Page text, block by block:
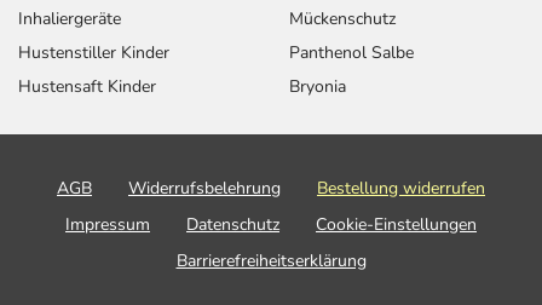
Inhaliergeräte
Hustenstiller Kinder
Hustensaft Kinder
Mückenschutz
Panthenol Salbe
Bryonia
AGB Widerrufsbelehrung
Bestellung widerrufen
Impressum
Datenschutz
Cookie-Einstellungen
Barrierefreiheitserklärung